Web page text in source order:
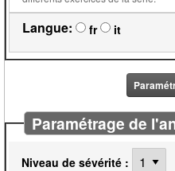
Langue: fr it
Paramétrage de
Niveau de sévérité :